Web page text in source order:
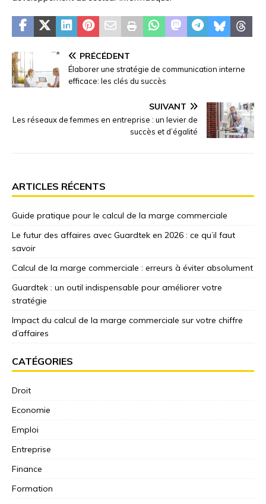
PRÉCÉDENT
Élaborer une stratégie de communication interne
efficace: les clés du succès
SUIVANT
Les réseaux de femmes en entreprise : un levier de
succès et d’égalité
ARTICLES RÉCENTS
Guide pratique pour le calcul de la marge commerciale
Le futur des affaires avec Guardtek en 2026 : ce qu’il faut
savoir
Calcul de la marge commerciale : erreurs à éviter absolument
Guardtek : un outil indispensable pour améliorer votre
stratégie
Impact du calcul de la marge commerciale sur votre chiffre
d’affaires
CATÉGORIES
Droit
Economie
Emploi
Entreprise
Finance
Formation